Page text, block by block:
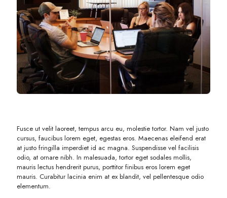
Fusce ut velit laoreet, tempus arcu eu, molestie tortor. Nam vel justo
cursus, faucibus lorem eget, egestas eros. Maecenas eleifend erat
at justo fringilla imperdiet id ac magna. Suspendisse vel facilisis
odio, at ornare nibh. In malesuada, tortor eget sodales mollis,
mauris lectus hendrerit purus, porttitor finibus eros lorem eget
mauris. Curabitur lacinia enim at ex blandit, vel pellentesque odio
elementum.